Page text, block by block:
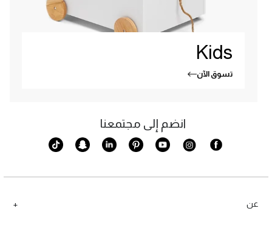
Kids
تسوق الآن
عن
انضم إلى مجتمعنا